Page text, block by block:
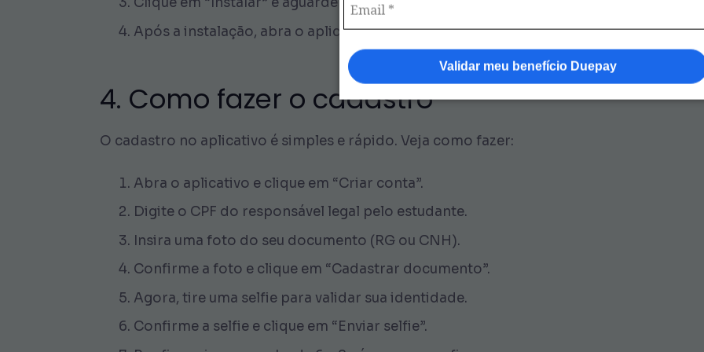
Validar meu benefício Duepay
Após a instalação, abra o aplicativo e faça o cadastro com o CPF do responsável
4. Como fazer o cadastro
O cadastro no aplicativo é simples e rápido. Veja como fazer:
Abra o aplicativo e clique em “Criar conta”.
Digite o CPF do responsável legal pelo estudante.
Insira uma foto do seu documento (RG ou CNH).
Confirme a foto e clique em “Cadastrar documento”.
Agora, tire uma selfie para validar sua identidade.
Confirme a selfie e clique em “Enviar selfie”.